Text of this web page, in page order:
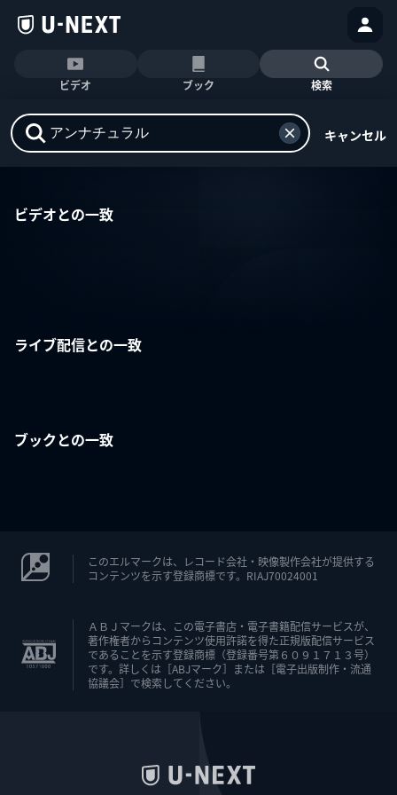
ビデオ ブック 検索
キャンセル
ビデオとの一致
ライブ配信との一致
ブックとの一致
このエルマークは、レコード会社・映像製作会社が提供する
コンテンツを示す登録商標です。RIAJ70024001
ＡＢＪマークは、この電子書店・電子書籍配信サービスが、
著作権者からコンテンツ使用許諾を得た正規版配信サービス
であることを示す登録商標（登録番号第６０９１７１３号）
です。詳しくは［ABJマーク］または［電子出版制作・流通
協議会］で検索してください。